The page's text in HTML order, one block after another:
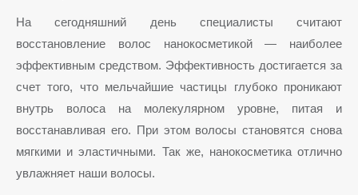
На сегодняшний день специалисты считают
восстановление волос нанокосметикой — наиболее
эффективным средством. Эффективность достигается за
счет того, что мельчайшие частицы глубоко проникают
внутрь волоса на молекулярном уровне, питая и
восстанавливая его. При этом волосы становятся снова
мягкими и эластичными. Так же, нанокосметика отлично
увлажняет наши волосы.